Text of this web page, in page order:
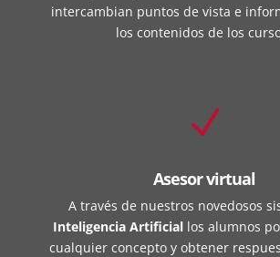
intercambian puntos de vista e
los contenidos de los
N
Asesor virtual
A través de nuestros novedosos
Inteligencia Artificial los alumnos
cualquier concepto y obtener